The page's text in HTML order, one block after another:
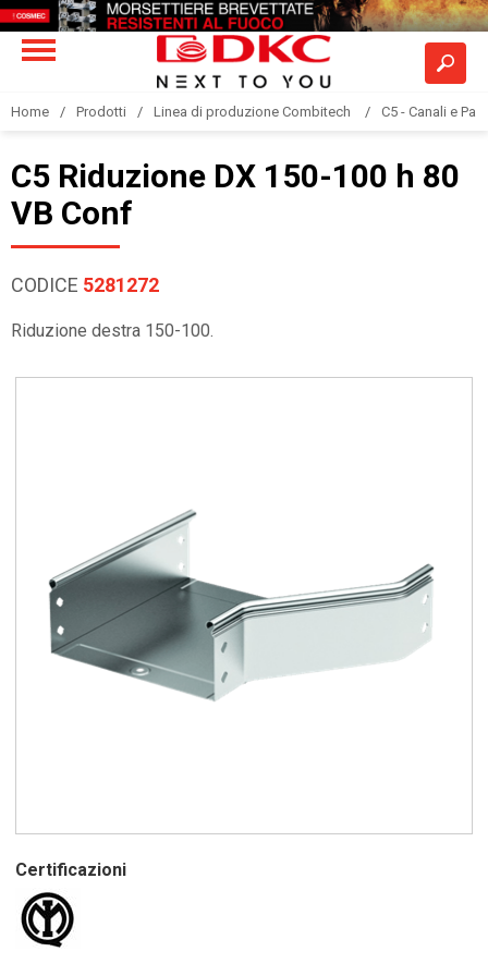
Home Prodotti Linea di produzione Combitech C5 - Canali e
C5 Riduzione DX 150-100 h 80
VB Conf
CODICE 5281272
Riduzione destra 150-100.
Certificazioni